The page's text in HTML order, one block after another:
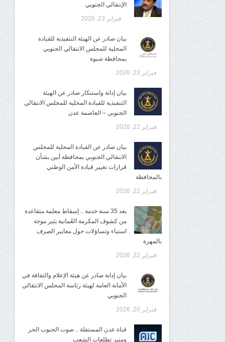
الإنتقالي الجنوبي
فبراير 23, 2026
بيان صادر عن الهيئة التنفيذية للقيادة
المحلية للمجلس الانتقالي الجنوبي
بمحافظة شبوة
فبراير 23, 2026
بيان إدانة واستنكار صادر عن الهيئة
التنفيذية للقيادة المحلية للمجلس الانتقالي
الجنوبي – العاصمة عدن
فبراير 22, 2026
بيان صادر عن القيادة المحلية للمجلس
الانتقالي الجنوبي بمحافظة أبين بشأن
قرارات تغيير قيادة الأمن الوطني
بالمحافظة
فبراير 22, 2026
بعد 35 سنة خدمة .. إسقاط معلمة متقاعدة
من كشوف المكرمة العُمانية يثير موجة
استياء وتساؤلات حول معايير الصرف
بالمهرة
فبراير 22, 2026
بيان إدانة صادر عن هيئة الإعلام والثقافة في
الأمانة العامة لهيئة رئاسة المجلس الانتقالي
الجنوبي
فبراير 20, 2026
قناة عدن المستقلة .. صوت الجنوب الحر
ومنبر تطلعات الشعب